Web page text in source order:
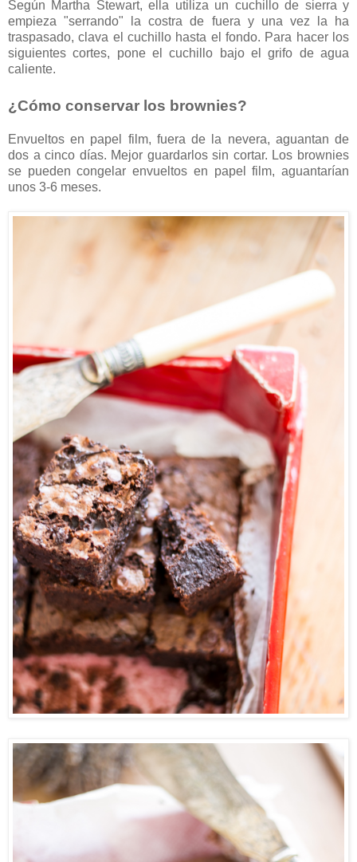
Según Martha Stewart, ella utiliza un cuchillo de sierra y
empieza "serrando" la costra de fuera y una vez la ha
traspasado, clava el cuchillo hasta el fondo. Para hacer los
siguientes cortes, pone el cuchillo bajo el grifo de agua
caliente.
¿Cómo conservar los brownies?
Envueltos en papel film, fuera de la nevera, aguantan de
dos a cinco días. Mejor guardarlos sin cortar. Los brownies
se pueden congelar envueltos en papel film, aguantarían
unos 3-6 meses.